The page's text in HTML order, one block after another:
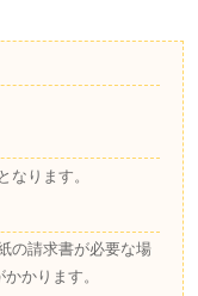
なります。
の請求書が必要な場
かります。